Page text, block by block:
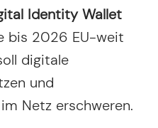
Identity Wallet
bis 2026 EU-weit
digitale
und
Netz erschweren.